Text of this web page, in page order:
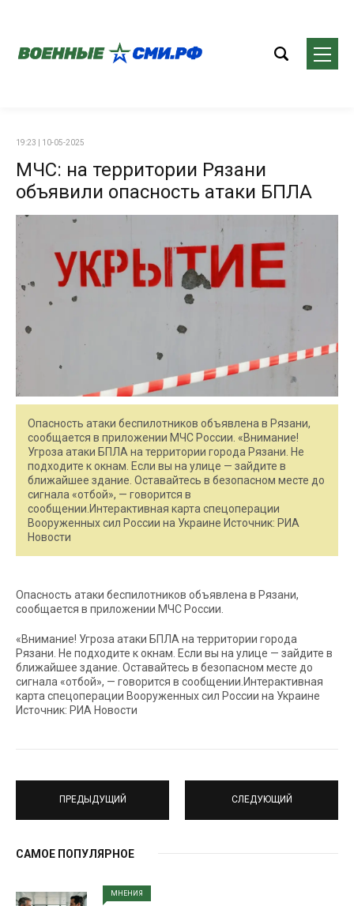
19:23 | 10-05-2025
МЧС: на территории Рязани
объявили опасность атаки БПЛА
Опасность атаки беспилотников объявлена в Рязани,
сообщается в приложении МЧС России. «Внимание!
Угроза атаки БПЛА на территории города Рязани. Не
подходите к окнам. Если вы на улице — зайдите в
ближайшее здание. Оставайтесь в безопасном месте до
сигнала «отбой», — говорится в
сообщении.Интерактивная карта спецоперации
Вооруженных сил России на Украине Источник: РИА
Новости
Опасность атаки беспилотников объявлена в Рязани,
сообщается в приложении МЧС России.
«Внимание! Угроза атаки БПЛА на территории города
Рязани. Не подходите к окнам. Если вы на улице — зайдите в
ближайшее здание. Оставайтесь в безопасном месте до
сигнала «отбой», — говорится в сообщении.Интерактивная
карта спецоперации Вооруженных сил России на Украине
Источник: РИА Новости
ПРЕДЫДУЩИЙ СЛЕДУЮЩИЙ
САМОЕ ПОПУЛЯРНОЕ
МНЕНИЯ